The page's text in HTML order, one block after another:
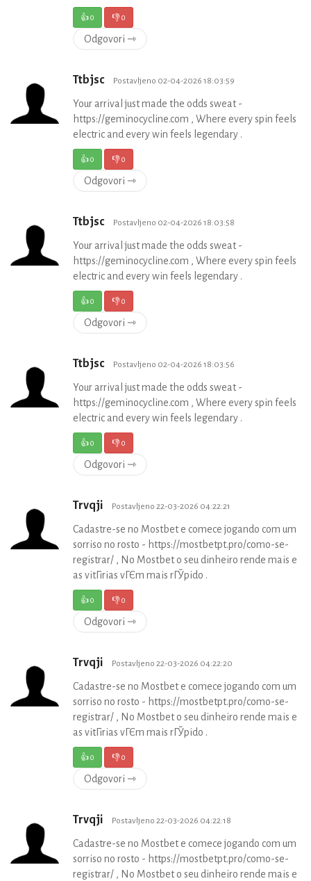
👍0 👎0
Odgovori ⇾
Ttbjsc Postavljeno 02-04-2026 18:03:59
Your arrival just made the odds sweat -
https://geminocycline.com , Where every spin feels
electric and every win feels legendary .
👍0 👎0
Odgovori ⇾
Ttbjsc Postavljeno 02-04-2026 18:03:58
Your arrival just made the odds sweat -
https://geminocycline.com , Where every spin feels
electric and every win feels legendary .
👍0 👎0
Odgovori ⇾
Ttbjsc Postavljeno 02-04-2026 18:03:56
Your arrival just made the odds sweat -
https://geminocycline.com , Where every spin feels
electric and every win feels legendary .
👍0 👎0
Odgovori ⇾
Trvqji Postavljeno 22-03-2026 04:22:21
Cadastre-se no Mostbet e comece jogando com um
sorriso no rosto - https://mostbetpt.pro/como-se-
registrar/ , No Mostbet o seu dinheiro rende mais e
as vitГіrias vГЄm mais rГЎpido .
👍0 👎0
Odgovori ⇾
Trvqji Postavljeno 22-03-2026 04:22:20
Cadastre-se no Mostbet e comece jogando com um
sorriso no rosto - https://mostbetpt.pro/como-se-
registrar/ , No Mostbet o seu dinheiro rende mais e
as vitГіrias vГЄm mais rГЎpido .
👍0 👎0
Odgovori ⇾
Trvqji Postavljeno 22-03-2026 04:22:18
Cadastre-se no Mostbet e comece jogando com um
sorriso no rosto - https://mostbetpt.pro/como-se-
registrar/ , No Mostbet o seu dinheiro rende mais e